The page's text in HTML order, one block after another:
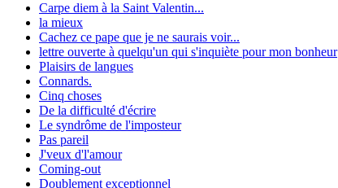
Carpe diem à la Saint Valentin...
la mieux
Cachez ce pape que je ne saurais voir...
lettre ouverte à quelqu'un qui s'inquiète pour mon bonheur
Plaisirs de langues
Connards.
Cinq choses
De la difficulté d'écrire
Le syndrôme de l'imposteur
Pas pareil
J'veux d'l'amour
Coming-out
Doublement exceptionnel